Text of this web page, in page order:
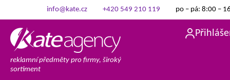
info@kate.cz +420 549 210 119 po – pá: 8:00 –
reklamní předměty pro firmy, široký
sortiment